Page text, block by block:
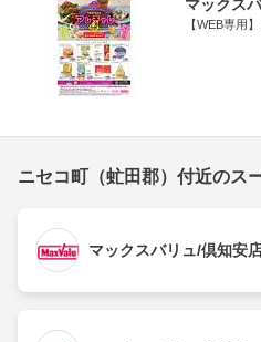
マックス
【WEB専用
ニセコ町（虻田郡）付近のス
マックスバリュ/倶知安